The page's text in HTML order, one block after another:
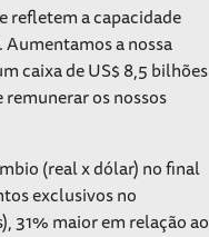
refletem a capacidade
a nossa
caixa de US$ 8,5 bilhões
os nossos
(real x dólar) no final
exclusivos no
31% maior em relação ao